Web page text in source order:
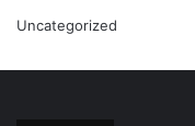
Uncategorized